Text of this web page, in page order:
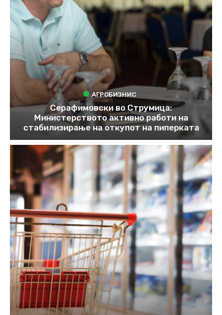
АГРОБИЗНИС
Серафимовски во Струмица:
Министерството активно работи на
стабилизирање на откупот на пиперката